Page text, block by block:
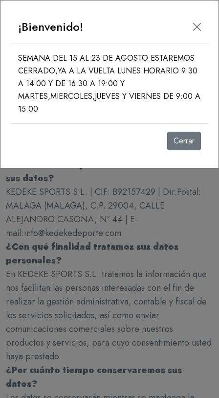
Acceder
AVISO LEGAL
La privacidad es de gran importancia para KEDEKE
SPORTS S.L. y queremos mantener una actitud abierta
y transparente al tratar sus datos personales. Por lo
tanto, disponemos de una política que establece cómo
sus datos?
KEDEKE SPORTS S.L. | CIF: B92157429 | Dir.Postal:
MALAGA (MALAGA), C.P. 29004, CALLE
ALEJANDRO CASONA, Nº 44 | E-
mail:info@kedekedeporte.com
¿Con qué finalidad tratamos sus datos
personales?
En KEDEKE SPORTS S.L. tratamos la información que
nos facilitan las personas interesadas con el fin de
realizar la gestión administrativa, contable y fiscal de
los servicios solicitados, así como enviar
comunicaciones comerciales sobre nuestros
productos y servicios, para cuyo consentimiento usted
haya prestado.
¿Por cuánto tiempo conservaremos sus
datos?
¡Bienvenido!
SEMANA DEL 15 AL 23 DE AGOSTO ESTAREMOS
CERRADO,YA A LA VUELTA LUNES HORARIO 9:30
A 14:00 Y DE 16:30 A 19:00 Y
MARTES,MIERCOLES,JUEVES Y VIERNES DE 9:00 A
15:00
Cerrar